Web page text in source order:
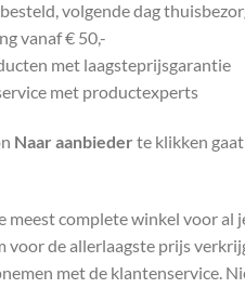
volgende dag
vanaf € 50,-
met laagsteprijsgarantie
met productexperts
Naar aanbieder te klikken
meest complete winkel voor al
voor de allerlaagste prijs
met de klantenservice.